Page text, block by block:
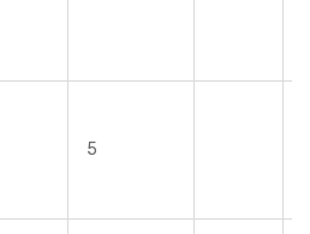
5